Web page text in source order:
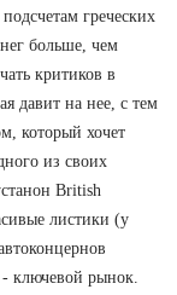
греческих
больше, чем
критиков в
давит на нее, с тем
который хочет
из своих
British
листики (у
ключевой рынок.